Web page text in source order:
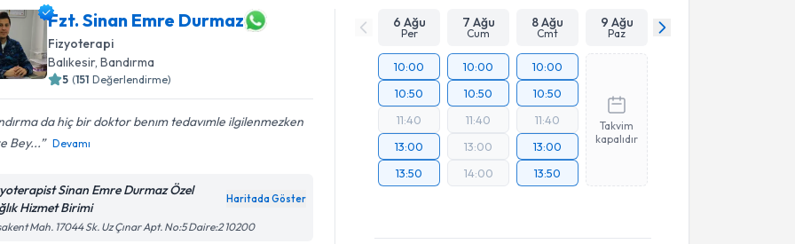
Fzt. Sinan Emre Durmaz
Fizyoterapi
Balıkesir, Bandırma
5 (151 Değerlendirme)
da hiç bir doktor benım tedavımle ilgilenmezken
Bey...
Devamı
Sinan Emre Durmaz Özel
Hizmet Birimi
Haritada Göster
Mah. 17044 Sk. Uz Çınar Apt. No:5 Daire:2 10200
6 Ağu
Per
7 Ağu
Cum
8 Ağu
Cmt
9 Ağu
Paz
10:00
10:50
11:40
13:00
13:50
10:00
10:50
11:40
13:00
14:00
10:00
10:50
11:40
13:00
13:50
Takvim
kapalıdır